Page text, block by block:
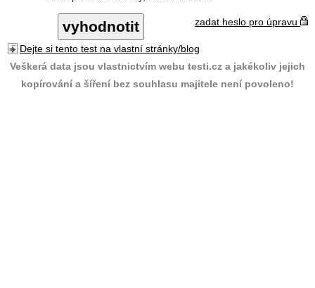
zadat heslo pro úpravu
Dejte si tento test na vlastní stránky/blog
Veškerá data jsou vlastnictvím webu testi.cz a jakékoliv jejich
kopírování a šíření bez souhlasu majitele není povoleno!